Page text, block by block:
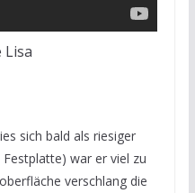
sich bald als riesiger
war er viel zu
verschlang die